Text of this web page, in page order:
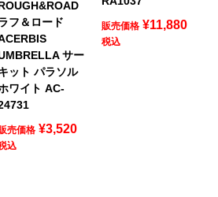
フ＆ロード
サー
ット パラソル
ワイト AC-
売価格 ¥3,520
込
販売価格 ¥11,880
税込